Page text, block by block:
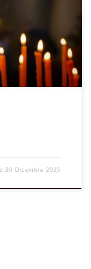
dei cori
20 Dicembre 2025